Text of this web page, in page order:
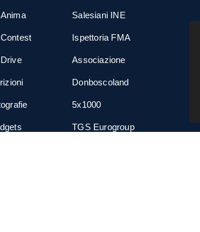
Salesiani INE
Ispettoria FMA
Associazione
Donboscoland
5x1000
TGS Eurogroup